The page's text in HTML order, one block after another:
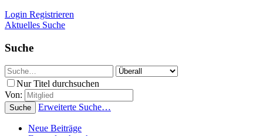
Login Registrieren
Aktuelles Suche
Suche
Nur Titel durchsuchen
Von:
Suche Erweiterte Suche…
Neue Beiträge